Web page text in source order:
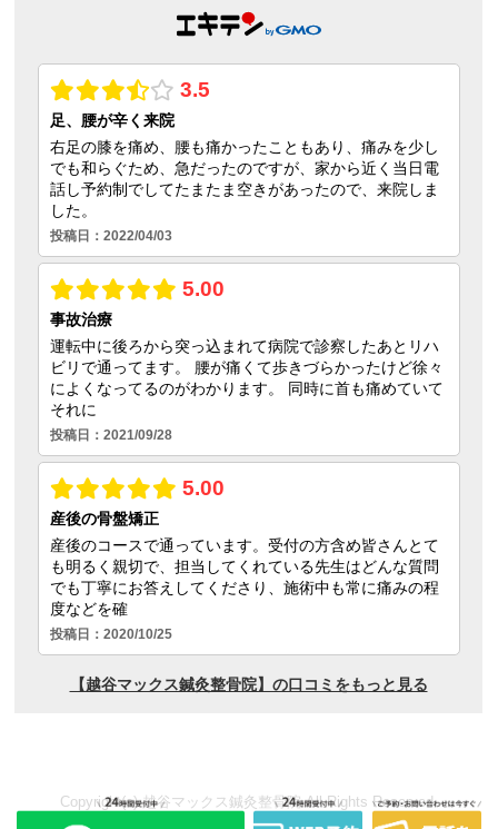
Copyright(c) 越谷マックス鍼灸整骨院 All Rights Reserved.